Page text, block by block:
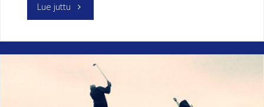
Lue juttu"Potkulautailua
hallissa
9.6.2018